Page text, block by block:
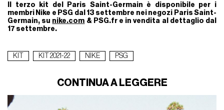
Il terzo kit del Paris Saint-Germain è disponibile per i
membri Nike e PSG dal 13 settembre nei negozi Paris Saint-
Germain, su nike.com & PSG.fr e in vendita al dettaglio dal
17 settembre.
KIT KIT 2021-22 NIKE PSG
CONTINUA A LEGGERE